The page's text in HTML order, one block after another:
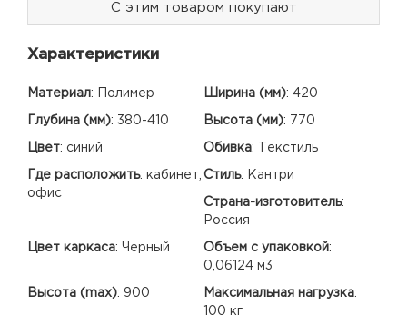
С этим товаром покупают
Характеристики
Материал: Полимер Ширина (мм): 420
Глубина (мм): 380-410 Высота (мм): 770
Цвет: синий Обивка: Текстиль
Где расположить: кабинет,
офис
Стиль: Кантри
Страна-изготовитель:
Россия
Цвет каркаса: Черный Объем с упаковкой:
0,06124 м3
Высота (max): 900 Максимальная нагрузка:
100 кг